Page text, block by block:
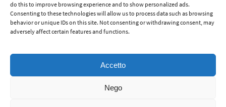
do this to improve browsing experience and to show personalized ads.
Consenting to these technologies will allow us to process data such as browsing
behavior or unique IDs on this site. Not consenting or withdrawing consent, may
adversely affect certain features and functions.
Accetto
Nego
© 2012-2026 Americhiamo - Tutti i diritti riservati -
Termini e condizioni
del servizio
Nirvana&